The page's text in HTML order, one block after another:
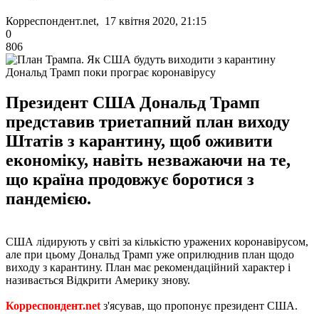
Корреспондент.net, 17 квітня 2020, 21:15
0
806
Дональд Трамп поки програє коронавірусу
Президент США Дональд Трамп
представив триетапний план виходу
Штатів з карантину, щоб оживити
економіку, навіть незважаючи на те,
що країна продовжує боротися з
пандемією.
США лідирують у світі за кількістю уражених коронавірусом,
але при цьому Дональд Трамп уже оприлюднив план щодо
виходу з карантину. План має рекомендаційний характер і
називається Відкрити Америку знову.
Корреспондент.net з'ясував, що пропонує президент США.